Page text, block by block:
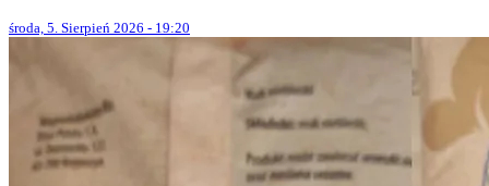
środa, 5. Sierpień 2026 - 19:20